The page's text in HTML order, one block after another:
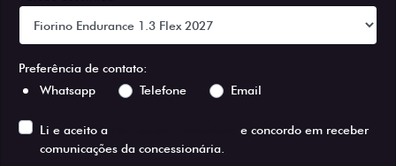
Preferência de contato:
Whatsapp
Telefone Email
Li e aceito a
e concordo em receber
comunicações da concessionária.